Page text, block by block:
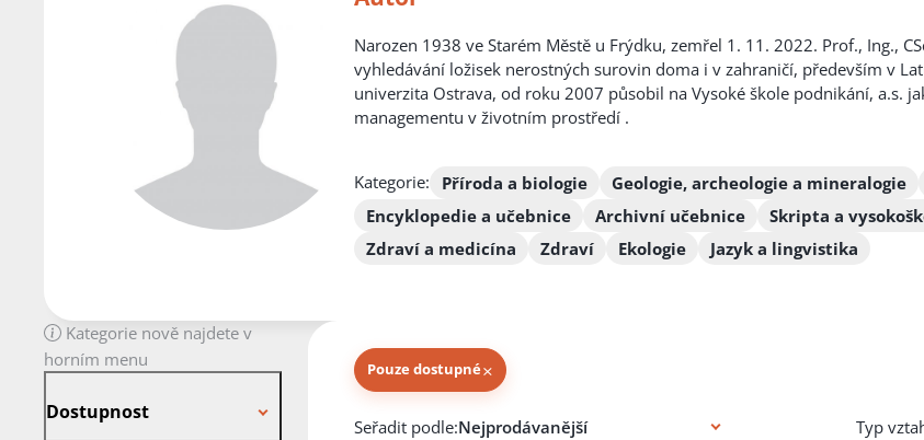
Narozen 1938 ve Starém Městě u Frýdku, zemřel 1. 11. 2022. Prof., Ing.,
vyhledávání ložisek nerostných surovin doma i v zahraničí, především v
univerzita Ostrava, od roku 2007 působil na Vysoké škole podnikání, a.s.
managementu v životním prostředí .
Kategorie: Příroda a biologie Geologie, archeologie a mineralogie
Encyklopedie a učebnice
Archivní učebnice Skripta a
Zdraví a medicína
Zdraví Ekologie Jazyk a lingvistika
Kategorie nově najdete v
horním menu
Dostupnost
Pouze dostupné×
Knihy autora
Seřadit podle: Typ